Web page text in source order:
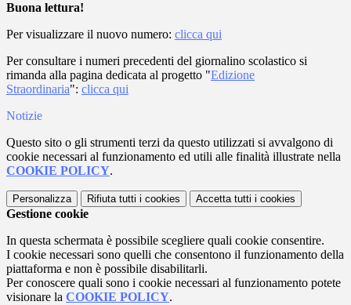
Buona lettura!
Per visualizzare il nuovo numero: clicca qui
Per consultare i numeri precedenti del giornalino scolastico si
rimanda alla pagina dedicata al progetto "Edizione
Straordinaria": clicca qui
Notizie
Questo sito o gli strumenti terzi da questo utilizzati si avvalgono di
cookie necessari al funzionamento ed utili alle finalità illustrate nella
COOKIE POLICY.
Personalizza Rifiuta tutti i cookies Accetta tutti i cookies
Gestione cookie
In questa schermata è possibile scegliere quali cookie consentire.
I cookie necessari sono quelli che consentono il funzionamento della
piattaforma e non è possibile disabilitarli.
Per conoscere quali sono i cookie necessari al funzionamento potete
visionare la COOKIE POLICY.